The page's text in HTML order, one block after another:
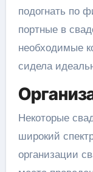
подогнать по
портные в
необходимые
сидела
Некоторые
широкий
организации